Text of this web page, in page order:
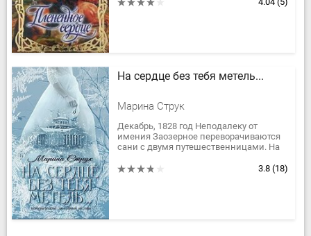
На сердце без тебя метель...
Марина Струк
Декабрь, 1828 год Неподалеку от
имения Заозерное переворачиваются
сани с двумя путешественницами. На
владелец тех земель — граф...
3.8 (18)